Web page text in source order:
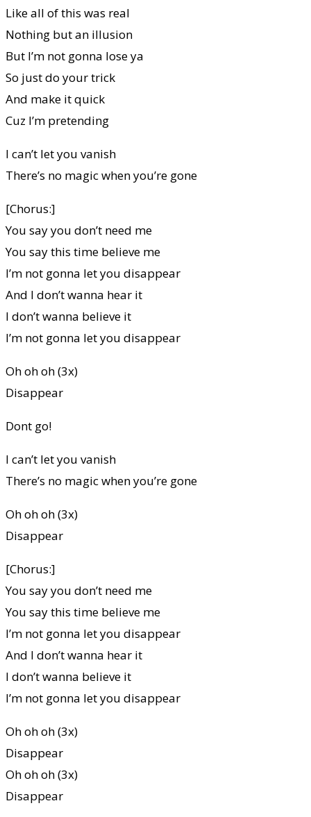
Like all of this was real
Nothing but an illusion
But I’m not gonna lose ya
So just do your trick
And make it quick
Cuz I’m pretending
I can’t let you vanish
There’s no magic when you’re gone
[Chorus:]
You say you don’t need me
You say this time believe me
I’m not gonna let you disappear
And I don’t wanna hear it
I don’t wanna believe it
I’m not gonna let you disappear
Oh oh oh (3x)
Disappear
Dont go!
I can’t let you vanish
There’s no magic when you’re gone
Oh oh oh (3x)
Disappear
[Chorus:]
You say you don’t need me
You say this time believe me
I’m not gonna let you disappear
And I don’t wanna hear it
I don’t wanna believe it
I’m not gonna let you disappear
Oh oh oh (3x)
Disappear
Oh oh oh (3x)
Disappear